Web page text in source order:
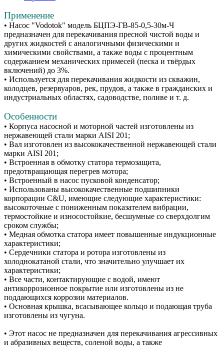
Применение
• Насос "Vodotok" модель БЦПЭ-ГВ-85-0,5-30м-Ч
предназначен для перекачивания пресной чистой воды и
других жидкостей с аналогичными физическими и
химическими свойствами, а также воды с процентным
содержанием механических примесей (песка и твёрдых
включений) до 3%.
• Используется для перекачивания жидкости из скважин,
колодцев, резервуаров, рек, прудов, а также в гражданских и
индустриальных областях, садоводстве, поливе и т. д.
Особенности
• Корпуса насосной и моторной частей изготовлены из
нержавеющей стали марки AISI 201;
• Вал изготовлен из высококачественной нержавеющей стали
марки AISI 201;
• Встроенная в обмотку статора термозащита,
предотвращающая перегрев мотора;
• Встроенный в насос пусковой конденсатор;
• Использованы высококачественные подшипники
корпорации C&U, имеющие следующие характеристики:
высокоточные с пониженным показателем вибрации,
термостойкие и износостойкие, бесшумные со сверхдолгим
сроком службы;
• Медная обмотка статора имеет повышенные индукционные
характеристики;
• Сердечники статора и ротора изготовлены из
холоднокатаной стали, что значительно улучшает их
характеристики;
• Все части, контактирующие с водой, имеют
антикоррозионное покрытие или изготовлены из не
поддающихся коррозии материалов.
• Основная крышка, всасывающее кольцо и подающая труба
изготовлены из чугуна.
• Этот насос не предназначен для перекачивания агрессивных
и абразивных веществ, соленой воды, а также